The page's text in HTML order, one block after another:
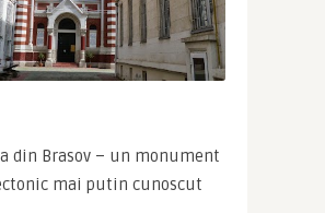
din Brasov – un monument
mai putin cunoscut